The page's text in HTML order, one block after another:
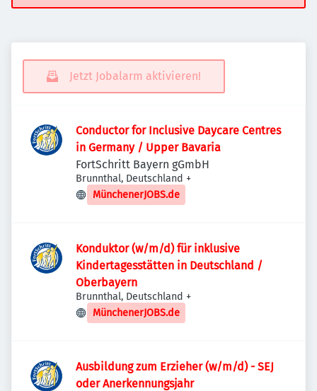
Jetzt Jobalarm aktivieren!
Conductor for Inclusive Daycare Centres
in Germany / Upper Bavaria
FortSchritt Bayern gGmbH
Brunnthal, Deutschland +
MünchenerJOBS.de
Konduktor (w/m/d) für inklusive
Kindertagesstätten in Deutschland /
Oberbayern
Brunnthal, Deutschland +
MünchenerJOBS.de
Ausbildung zum Erzieher (w/m/d) - SEJ
oder Anerkennungsjahr